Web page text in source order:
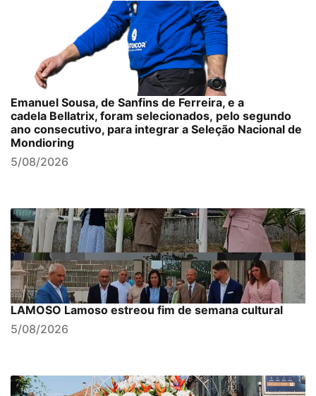
Emanuel Sousa, de Sanfins de Ferreira, e a
cadela Bellatrix, foram selecionados, pelo segundo
ano consecutivo, para integrar a Seleção Nacional de
Mondioring
5/08/2026
LAMOSO Lamoso estreou fim de semana cultural
5/08/2026